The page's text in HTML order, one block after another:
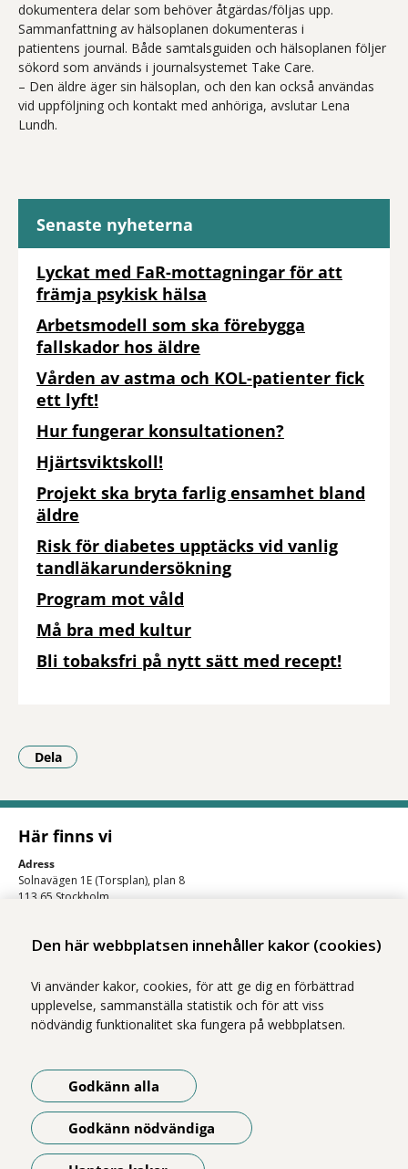
Den här webbplatsen innehåller kakor (cookies)
Vi använder kakor, cookies, för att ge dig en förbättrad
upplevelse, sammanställa statistik och för att viss
nödvändig funktionalitet ska fungera på webbplatsen.
Godkänn alla
Godkänn nödvändiga
dokumentera delar som behöver åtgärdas/följas upp.
Sammanfattning av hälsoplanen dokumenteras i
patientens journal. Både samtalsguiden och hälsoplanen följer
sökord som används i journalsystemet Take Care.
– Den äldre äger sin hälsoplan, och den kan också användas
vid uppföljning och kontakt med anhöriga, avslutar Lena
Lundh.
Senaste nyheterna
Lyckat med FaR-mottagningar för att
främja psykisk hälsa
Arbetsmodell som ska förebygga
fallskador hos äldre
Vården av astma och KOL-patienter fick
ett lyft!
Hur fungerar konsultationen?
Hjärtsviktskoll!
Projekt ska bryta farlig ensamhet bland
äldre
Risk för diabetes upptäcks vid vanlig
tandläkarundersökning
Program mot våld
Må bra med kultur
Bli tobaksfri på nytt sätt med recept!
Dela
- Klicka för att öppna delningsalternativ.
Här finns vi
Adress
Solnavägen 1E (Torsplan), plan 8
113 65 Stockholm
Vi ingår i Stockholms läns sjukvårdsområde som erbjuder hälso- och
sjukvård i Region Stockholms regi.
Om webbplatsen
Tillgänglighetsredogörelse